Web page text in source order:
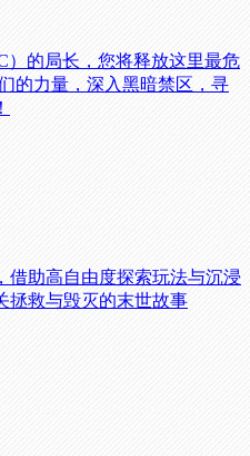
）的局长，您将释放这里最危
的力量，深入黑暗禁区，寻
借助高自由度探索玩法与沉浸
拯救与毁灭的末世故事